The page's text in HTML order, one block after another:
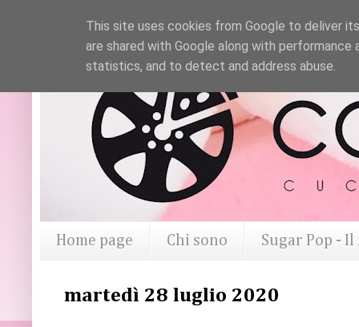
Home page Chi sono Sugar Pop -
martedì 28 luglio 2020
This site uses cookies from Google to deliver
are shared with Google along with
statistics, and to detect and address abuse.